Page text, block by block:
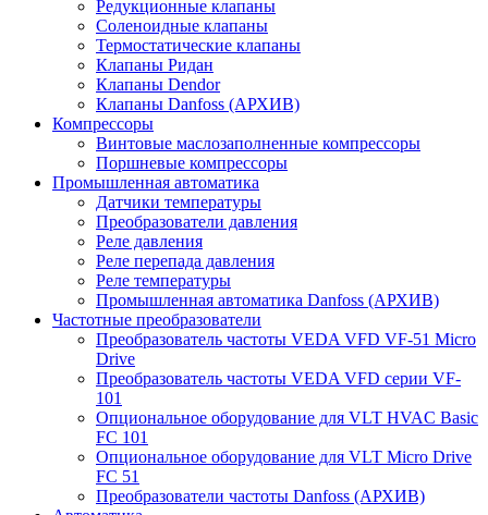
Редукционные клапаны
Соленоидные клапаны
Термостатические клапаны
Клапаны Ридан
Клапаны Dendor
Клапаны Danfoss (АРХИВ)
Компрессоры
Винтовые маслозаполненные компрессоры
Поршневые компрессоры
Промышленная автоматика
Датчики температуры
Преобразователи давления
Реле давления
Реле перепада давления
Реле температуры
Промышленная автоматика Danfoss (АРХИВ)
Частотные преобразователи
Преобразователь частоты VEDA VFD VF-51 Micro
Drive
Преобразователь частоты VEDA VFD серии VF-
101
Опциональное оборудование для VLT HVAC Basic
FC 101
Опциональное оборудование для VLT Micro Drive
FC 51
Преобразователи частоты Danfoss (АРХИВ)